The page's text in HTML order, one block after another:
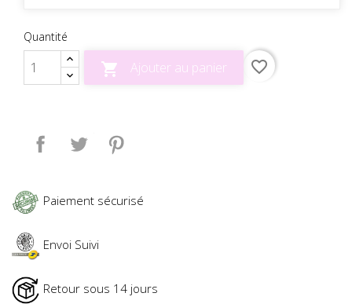
Quantité
 Ajouter au panier favorite_border
Partager Tweet
Paiement sécurisé
Envoi Suivi
Retour sous 14 jours